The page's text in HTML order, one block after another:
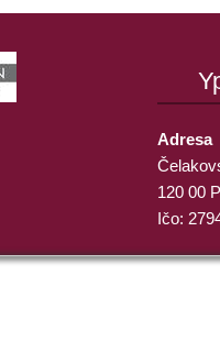
Adresa
120 00
Ičo: